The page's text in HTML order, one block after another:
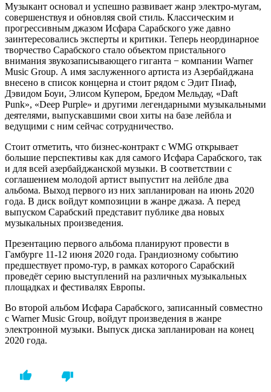
Музыкант основал и успешно развивает жанр электро-мугам,
совершенствуя и обновляя свой стиль. Классическим и
прогрессивным джазом Исфара Сарабского уже давно
заинтересовались эксперты и критики. Теперь неординарное
творчество Сарабского стало объектом пристального
внимания звукозаписывающего гиганта − компании Warner
Music Group. А имя заслуженного артиста из Азербайджана
внесено в список концерна и стоит рядом с Эдит Пиаф,
Дэвидом Боуи, Элисом Купером, Бредом Мельдау, «Daft
Punk», «Deep Purple» и другими легендарными музыкальными
деятелями, выпускавшими свои хиты на базе лейбла и
ведущими с ним сейчас сотрудничество.
Стоит отметить, что бизнес-контракт с WMG открывает
большие перспективы как для самого Исфара Сарабского, так
и для всей азербайджанской музыки. В соответствии с
соглашением молодой артист выпустит на лейбле два
альбома. Выход первого из них запланирован на июнь 2020
года. В диск войдут композиции в жанре джаза. А перед
выпуском Сарабский представит публике два новых
музыкальных произведения.
Презентацию первого альбома планируют провести в
Гамбурге 11-12 июня 2020 года. Грандиозному событию
предшествует промо-тур, в рамках которого Сарабский
проведёт серию выступлений на различных музыкальных
площадках и фестивалях Европы.
Во второй альбом Исфара Сарабского, записанный совместно
с Warner Music Group, войдут произведения в жанре
электронной музыки. Выпуск диска запланирован на конец
2020 года.